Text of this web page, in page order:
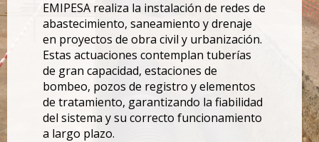
EMIPESA realiza la instalación de redes de
abastecimiento, saneamiento y drenaje
en proyectos de obra civil y urbanización.
Estas actuaciones contemplan tuberías
de gran capacidad, estaciones de
bombeo, pozos de registro y elementos
de tratamiento, garantizando la fiabilidad
del sistema y su correcto funcionamiento
a largo plazo.